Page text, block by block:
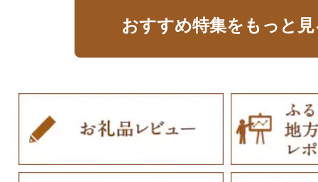
おすすめ特集をもっと